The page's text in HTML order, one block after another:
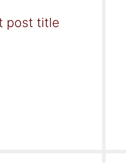
post title